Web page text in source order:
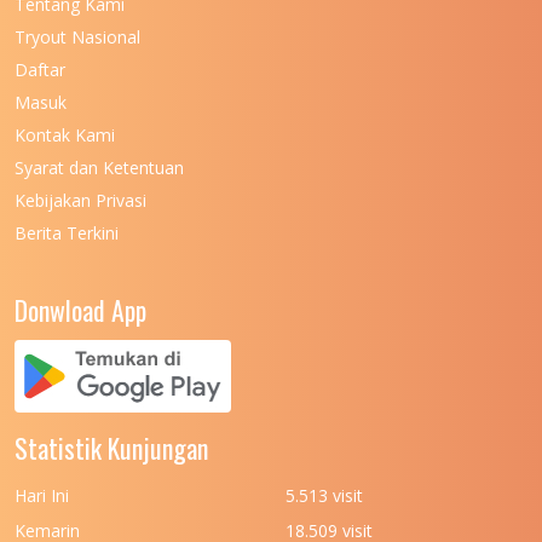
UNIVERSITAS NEGERI KHAIRUN
UNIVERSITAS NEGERI MANADO
UNIVERSITAS NEGERI MEDAN
UNIVERSITAS NEGERI PADANG
UNIVERSITAS NUSA CENDANA
UNIVERSITAS PADJADJARAN
UNIVERSITAS PATTIMURA
Tryout Nasional
Daftar
Masuk
Kontak Kami
Syarat dan Ketentuan
Kebijakan Privasi
Berita Terkini
Donwload App
Statistik Kunjungan
Hari Ini
5.513 visit
Kemarin
18.509 visit